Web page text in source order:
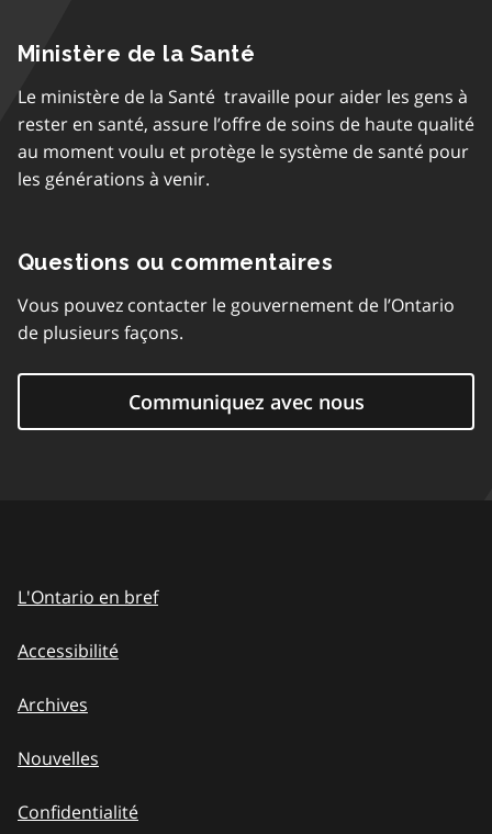
Ministère de la Santé
Le ministère de la Santé travaille pour aider les gens à
rester en santé, assure l’offre de soins de haute qualité
au moment voulu et protège le système de santé pour
les générations à venir.
Questions ou commentaires
Vous pouvez contacter le gouvernement de l’Ontario
de plusieurs façons.
Communiquez avec nous
L'Ontario en bref
Accessibilité
Archives
Nouvelles
Confidentialité